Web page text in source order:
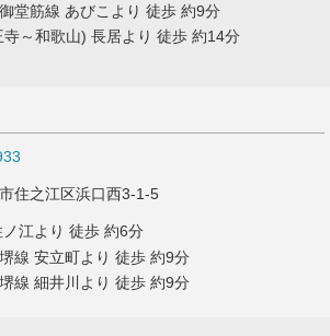
堂筋線 あびこより 徒歩 約9分
寺～和歌山) 長居より 徒歩 約14分
住之江区浜口西3-1-5
江より 徒歩 約6分
線 安立町より 徒歩 約9分
線 細井川より 徒歩 約9分